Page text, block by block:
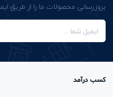
بروزرسانی محصولات ما را از طریق
کسب درآمد